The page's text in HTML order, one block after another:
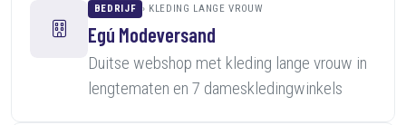
BEDRIJF KLEDING LANGE VROUW
Egú Modeversand
Duitse webshop met kleding lange vrouw in
lengtematen en 7 dameskledingwinkels